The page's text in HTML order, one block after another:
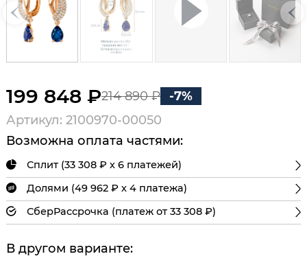
199 848 ₽214 890 ₽
-7%
Артикул: 2100970-00050
Возможна оплата частями:
Сплит (33 308 ₽ х 6 платежей)
Долями (49 962 ₽ х 4 платежа)
СберРассрочка (платеж от 33 308 ₽)
В другом варианте: